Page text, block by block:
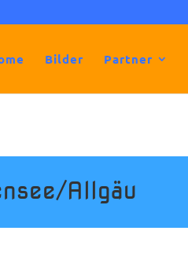
Bilder Partner
Allgäu